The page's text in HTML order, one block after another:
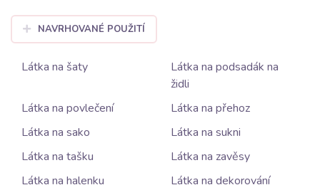
NAVRHOVANÉ POUŽITÍ
Látka na šaty
Látka na podsadák na
židli
Látka na povlečení
Látka na přehoz
Látka na sako
Látka na sukni
Látka na tašku
Látka na zavěsy
Látka na halenku
Látka na dekorování